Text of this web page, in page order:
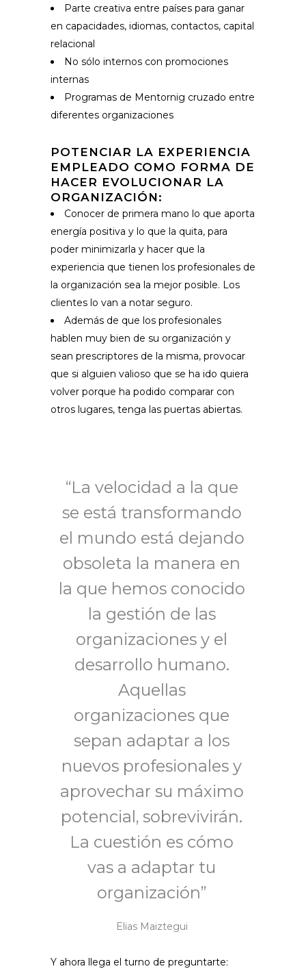
Parte creativa entre países para ganar
en capacidades, idiomas, contactos, capital
relacional
No sólo internos con promociones
internas
Programas de Mentornig cruzado entre
diferentes organizaciones
POTENCIAR LA EXPERIENCIA
EMPLEADO COMO FORMA DE
HACER EVOLUCIONAR LA
ORGANIZACIÓN:
Conocer de primera mano lo que aporta
energía positiva y lo que la quita, para
poder minimizarla y hacer que la
experiencia que tienen los profesionales de
la organización sea la mejor posible. Los
clientes lo van a notar seguro.
Además de que los profesionales
hablen muy bien de su organización y
sean prescriptores de la misma, provocar
que si alguien valioso que se ha ido quiera
volver porque ha podido comparar con
otros lugares, tenga las puertas abiertas.
“La velocidad a la que
se está transformando
el mundo está dejando
obsoleta la manera en
la que hemos conocido
la gestión de las
organizaciones y el
desarrollo humano.
Aquellas
organizaciones que
sepan adaptar a los
nuevos profesionales y
aprovechar su máximo
potencial, sobrevivirán.
La cuestión es cómo
vas a adaptar tu
organización”
Elias Maiztegui
Y ahora llega el turno de preguntarte: